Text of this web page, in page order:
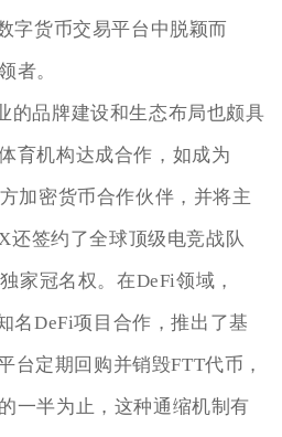
字货币交易平台中脱颖而
者。
的品牌建设和生态布局也颇具
育机构达成合作，如成为
加密货币合作伙伴，并将主
还签约了全球顶级电竞战队
家冠名权。在DeFi领域，
名DeFi项目合作，推出了基
台定期回购并销毁FTT代币，
一半为止，这种通缩机制有